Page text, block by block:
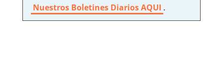
Nuestros Boletines Diarios AQUI .